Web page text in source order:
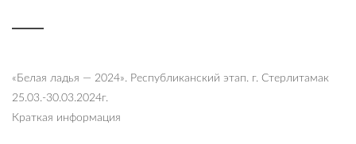
«Белая ладья — 2024». Республиканский этап. г. Стерлитамак
25.03.-30.03.2024г.
Краткая информация